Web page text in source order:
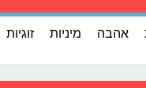
אהבה מיניות זוגיות